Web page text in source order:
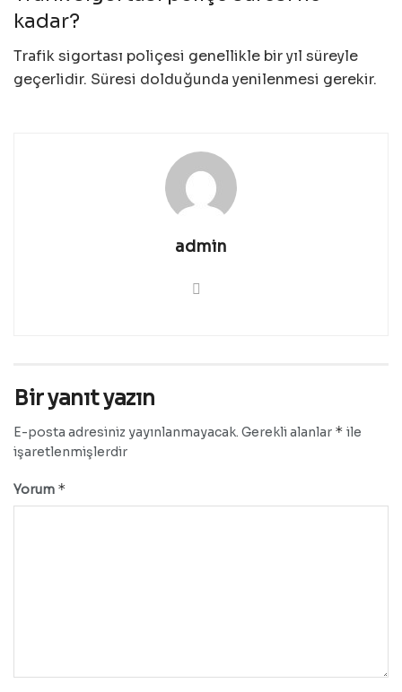
kadar?
Trafik sigortası poliçesi genellikle bir yıl süreyle
geçerlidir. Süresi dolduğunda yenilenmesi gerekir.
admin
Bir yanıt yazın
E-posta adresiniz yayınlanmayacak. Gerekli alanlar * ile
işaretlenmişlerdir
Yorum *